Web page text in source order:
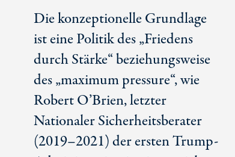
Die konzeptionelle Grundlage
ist eine Politik des „Friedens
durch Stärke“ beziehungsweise
des „maximum pressure“, wie
Robert O’Brien, letzter
Nationaler Sicherheitsberater
(2019–2021) der ersten Trump-